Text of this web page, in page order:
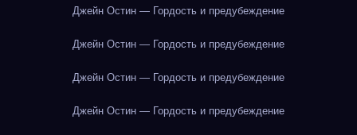
Джейн Остин — Гордость и предубеждение
Джейн Остин — Гордость и предубеждение
Джейн Остин — Гордость и предубеждение
Джейн Остин — Гордость и предубеждение